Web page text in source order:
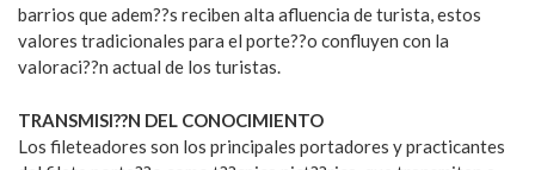
barrios que adem??s reciben alta afluencia de turista, estos
valores tradicionales para el porte??o confluyen con la
valoraci??n actual de los turistas.
TRANSMISI??N DEL CONOCIMIENTO
Los fileteadores son los principales portadores y practicantes